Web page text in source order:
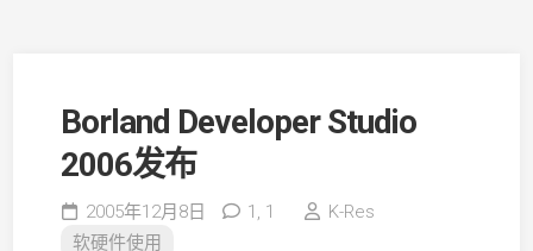
Borland Developer Studio
2006发布
2005年12月8日 1, 1
K-Res
软硬件使用